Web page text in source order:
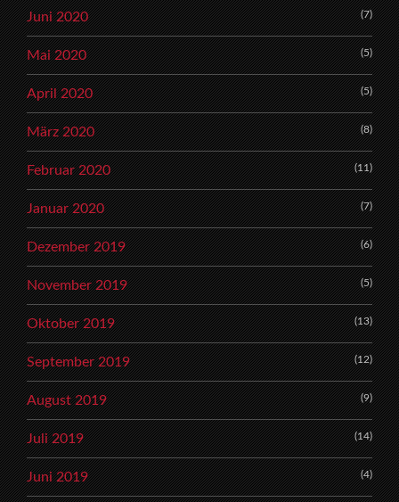
Juni 2020 (7)
Mai 2020 (5)
April 2020 (5)
März 2020 (8)
Februar 2020 (11)
Januar 2020 (7)
Dezember 2019 (6)
November 2019 (5)
Oktober 2019 (13)
September 2019 (12)
August 2019 (9)
Juli 2019 (14)
Juni 2019 (4)